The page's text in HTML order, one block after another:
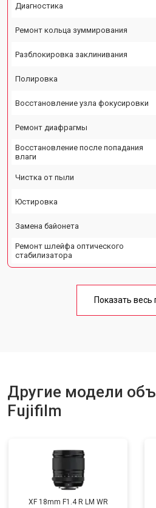
Диагностика
Ремонт кольца зуммирования
Разблокировка заклинивания
Полировка
Восстановление узла фокусировки
Ремонт диафрагмы
Восстановление после попадания
влаги
Чистка от пыли
Юстировка
Замена байонета
Ремонт шлейфа оптического
стабилизатора
Показать весь
Другие модели
Fujifilm
XF 18mm F1.4 R LM WR